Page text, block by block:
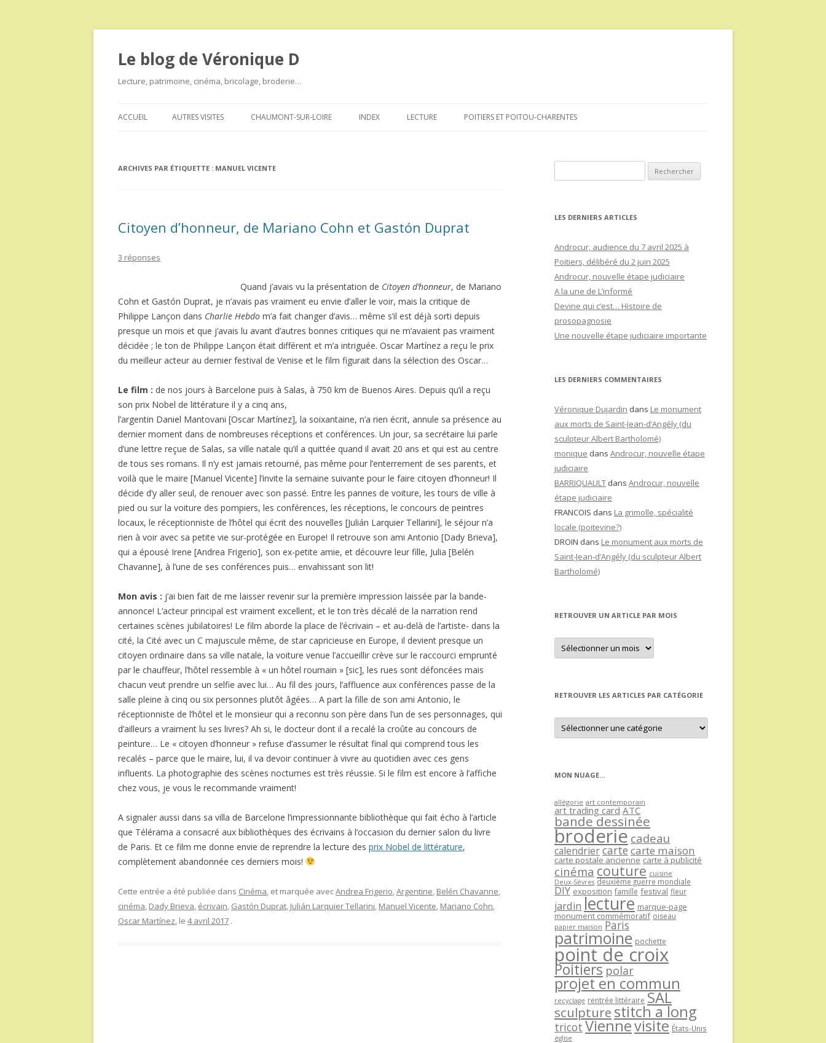
Le blog de Véronique D
Lecture, patrimoine, cinéma, bricolage, broderie…
au
ACCUEIL AUTRES VISITES CHAUMONT-SUR-LOIRE INDEX LECTURE POITIERS ET POITOU-CHARENTES
ARCHIVES PAR ÉTIQUETTE : MANUEL VICENTE
Citoyen d’honneur, de Mariano Cohn et Gastón Duprat
3 réponses
Quand j’avais vu la présentation de Citoyen d’honneur, de Mariano
Cohn et Gastón Duprat, je n’avais pas vraiment eu envie d’aller le voir, mais la critique de
Philippe Lançon dans Charlie Hebdo m’a fait changer d’avis… même s’il est déjà sorti depuis
presque un mois et que j’avais lu avant d’autres bonnes critiques qui ne m’avaient pas vraiment
décidée ; le ton de Philippe Lançon était différent et m’a intriguée. Oscar Martínez a reçu le prix
du meilleur acteur au dernier festival de Venise et le film figurait dans la sélection des Oscar…
Le film : de nos jours à Barcelone puis à Salas, à 750 km de Buenos Aires. Depuis qu’il a reçu
son prix Nobel de littérature il y a cinq ans,
l’argentin Daniel Mantovani [Oscar Martínez], la soixantaine, n’a rien écrit, annule sa présence au
dernier moment dans de nombreuses réceptions et conférences. Un jour, sa secrétaire lui parle
d’une lettre reçue de Salas, sa ville natale qu’il a quittée quand il avait 20 ans et qui est au centre
de tous ses romans. Il n’y est jamais retourné, pas même pour l’enterrement de ses parents, et
voilà que le maire [Manuel Vicente] l’invite la semaine suivante pour le faire citoyen d’honneur! Il
décide d’y aller seul, de renouer avec son passé. Entre les pannes de voiture, les tours de ville à
pied ou sur la voiture des pompiers, les conférences, les réceptions, le concours de peintres
locaux, le réceptionniste de l’hôtel qui écrit des nouvelles [Julián Larquier Tellarini], le séjour n’a
rien à voir avec sa petite vie sur-protégée en Europe! Il retrouve son ami Antonio [Dady Brieva],
qui a épousé Irene [Andrea Frigerio], son ex-petite amie, et découvre leur fille, Julia [Belén
Chavanne], à l’une de ses conférences puis… envahissant son lit!
Mon avis : j’ai bien fait de me laisser revenir sur la première impression laissée par la bande-
annonce! L’acteur principal est vraiment excellent, et le ton très décalé de la narration rend
certaines scènes jubilatoires! Le film aborde la place de l’écrivain – et au-delà de l’artiste- dans la
cité, la Cité avec un C majuscule même, de star capricieuse en Europe, il devient presque un
citoyen ordinaire dans sa ville natale, la voiture venue l’accueillir crève sur le raccourci emprunté
par le chauffeur, l’hôtel ressemble à « un hôtel roumain » [sic], les rues sont défoncées mais
chacun veut prendre un selfie avec lui… Au fil des jours, l’affluence aux conférences passe de la
salle pleine à cinq ou six personnes plutôt âgées… A part la fille de son ami Antonio, le
réceptionniste de l’hôtel et le monsieur qui a reconnu son père dans l’un de ses personnages, qui
d’ailleurs a vraiment lu ses livres? Ah si, le docteur dont il a recalé la croûte au concours de
peinture… Le « citoyen d’honneur » refuse d’assumer le résultat final qui comprend tous les
recalés – parce que le maire, lui, il va devoir continuer à vivre au quotidien avec ces gens
influents. La photographie des scènes nocturnes est très réussie. Si le film est encore à l’affiche
chez vous, je vous le recommande vraiment!
A signaler aussi dans sa villa de Barcelone l’impressionnante bibliothèque qui fait écho à l’article
que Télérama a consacré aux bibliothèques des écrivains à l’occasion du dernier salon du livre
de Paris. Et ce film me donne envie de reprendre la lecture des prix Nobel de littérature,
complètement abandonnée ces derniers mois!
Cette entrée a été publiée dans Cinéma, et marquée avecAndrea Frigerio,Argentine, Belén Chavanne,
cinéma, Dady Brieva, écrivain, Gastón Duprat, Julián Larquier Tellarini, Manuel Vicente, Mariano Cohn,
Oscar Martínez, le 4 avril 2017 .
LES DERNIERS ARTICLES
Androcur, audience du 7 avril 2025 à
Poitiers, délibéré du 2 juin 2025
Androcur, nouvelle étape judiciaire
A la une de L’informé
Devine qui c’est… Histoire de
prosopagnosie
Une nouvelle étape judiciaire importante
LES DERNIERS COMMENTAIRES
Véronique Dujardin dans Le monument
aux morts de Saint-Jean-d’Angély (du
sculpteur Albert Bartholomé)
monique dans Androcur, nouvelle étape
judiciaire
BARRIQUAULT dans Androcur, nouvelle
étape judiciaire
FRANCOIS dans La grimolle, spécialité
locale (poitevine?)
DROIN dans Le monument aux morts de
Saint-Jean-d’Angély (du sculpteur Albert
Bartholomé)
RETROUVER UN ARTICLE PAR MOIS
Retrouver
un
article
RETROUVER LES ARTICLES PAR CATÉGORIE
Retrouver
les
articles
MON NUAGE…
allégorie art contemporain
art trading card ATC
bande dessinée
broderie cadeau
calendriercartecarte maison
carte postale ancienne carte à publicité
cinéma couture cuisine
Deux-Sèvres deuxième guerre mondiale
DIY exposition famille festival fleur
jardin lecture marque-page
monument commémoratif oiseau
papier maison Paris
patrimoine pochette
point de croix
Poitiers polar
projet en commun
recyclage rentrée littéraire SAL
sculpture stitch a long
tricot Viennevisite États-Unis
église